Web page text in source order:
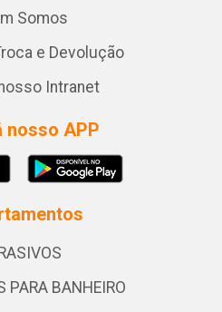
Somos
e Devolução
Intranet
nosso APP
PARA BANHEIRO